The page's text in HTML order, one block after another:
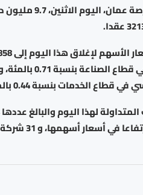
بلغ حجم التداول
الخدمات بنسبة 0.44 بالمئة.
السابقة، فقد